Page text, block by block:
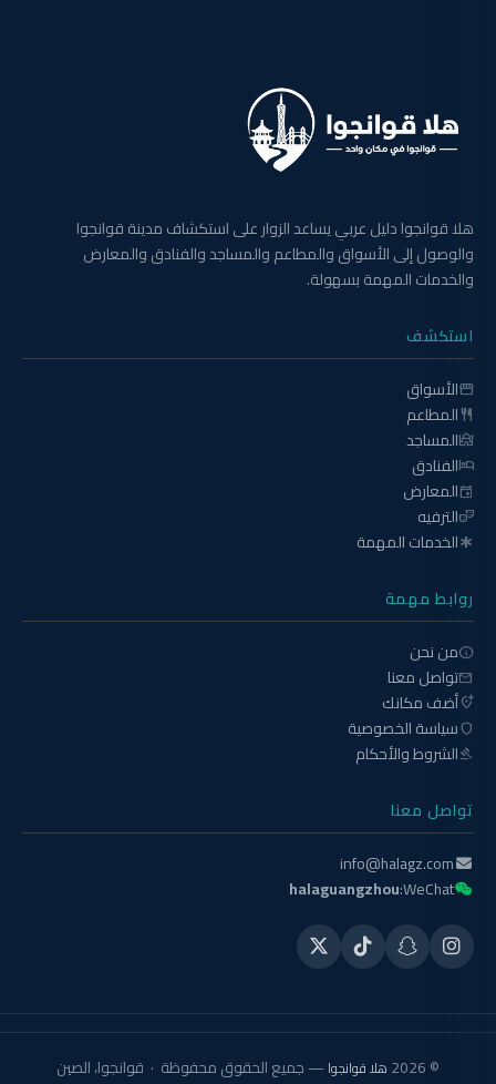
هلا قوانجوا دليل عربي يساعد الزوار على استكشاف مدينة قوانجوا
والوصول إلى الأسواق والمطاعم والمساجد والفنادق والمعارض
والخدمات المهمة بسهولة.
استكشف
storefrontالأسواق
restaurant المطاعم
mosqueالمساجد
hotelالفنادق
eventالمعارض
theater_comedyالترفيه
emergencyالخدمات المهمة
روابط مهمة
infoمن نحن
mailتواصل معنا
add_location_altأضف مكانك
shield سياسة الخصوصية
gavelالشروط والأحكام
تواصل معنا
info@halagz.com
WeChat:
halaguangzhou
© 2026 هلا قوانجوا— جميع الحقوق محفوظة · قوانجوا، الصين